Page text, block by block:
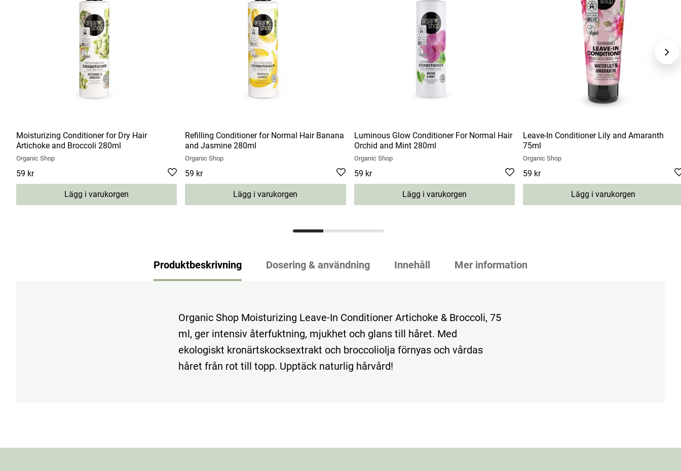
Moisturizing Conditioner for Dry Hair
Artichoke and Broccoli 280ml
Organic Shop
Pris:59 kr
59 kr
Lägg i varukorgen
Refilling Conditioner for Normal Hair Banana
and Jasmine 280ml
Organic Shop
Pris:59 kr
59 kr
Lägg i varukorgen
Luminous Glow Conditioner For Normal Hair
Orchid and Mint 280ml
Organic Shop
Pris:59 kr
59 kr
Lägg i varukorgen
Leave-In Conditioner Lily and Amaranth
75ml
Organic Shop
Pris:59 kr
59 kr
Lägg i varukorgen
Produktbeskrivning Dosering & användning Innehåll Mer information
Organic Shop Moisturizing Leave-In Conditioner Artichoke & Broccoli, 75
ml, ger intensiv återfuktning, mjukhet och glans till håret. Med
ekologiskt kronärtskocksextrakt och broccoliolja förnyas och vårdas
håret från rot till topp. Upptäck naturlig hårvård!